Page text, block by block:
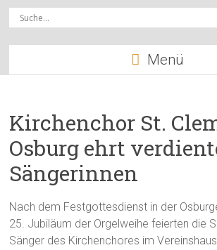
Menü
Kirchenchor St.
Osburg ehrt
Sängerinnen
Nach dem Festgottesdienst in der
25. Jubiläum der Orgelweihe feierten die
Sänger des Kirchenchores im